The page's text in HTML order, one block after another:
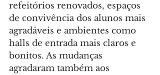
refeitórios renovados, espaços
de convivência dos alunos mais
agradáveis e ambientes como
halls de entrada mais claros e
bonitos. As mudanças
agradaram também aos